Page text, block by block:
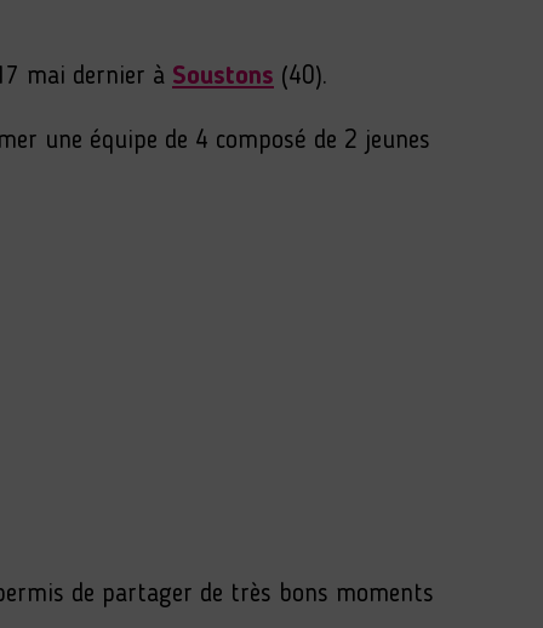
mai dernier à Soustons (40).
une équipe de 4 composé de 2 jeunes
de partager de très bons moments